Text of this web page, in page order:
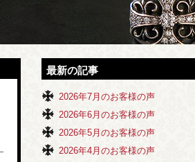
最新の記事
2026年7月のお客様の声
2026年6月のお客様の声
2026年5月のお客様の声
2026年4月のお客様の声